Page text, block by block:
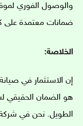
والوصول الفوري
ضمانات معتمدة على
الخلاصة:
إن الاستثمار في
هو الضمان الحقيقي
الطويل. نحن في شركة